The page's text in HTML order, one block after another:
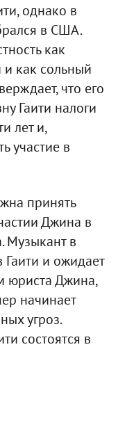
однако в
в США.
как
и как сольный
что его
Гаити налоги
лет и,
участие в
принять
Джина в
Музыкант в
и ожидает
юриста Джина,
начинает
угроз.
состоятся в